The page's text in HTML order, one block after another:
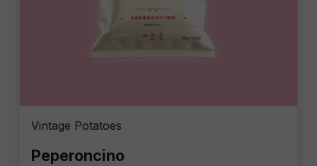
Vintage Potatoes
Peperoncino